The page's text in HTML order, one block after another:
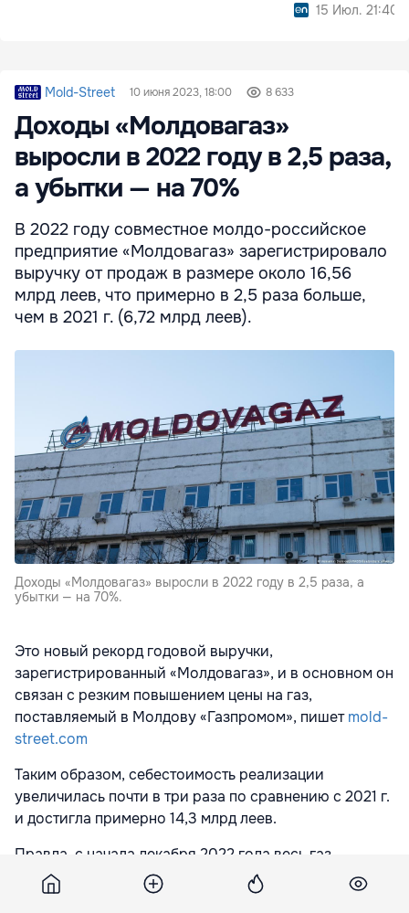
15 Июл. 21:40
Mold-Street 10 июня 2023, 18:00 8 633
Доходы «Молдовагаз»
выросли в 2022 году в 2,5 раза,
а убытки — на 70%
В 2022 году совместное молдо-российское
предприятие «Молдовагаз» зарегистрировало
выручку от продаж в размере около 16,56
млрд леев, что примерно в 2,5 раза больше,
чем в 2021 г. (6,72 млрд леев).
Доходы «Молдовагаз» выросли в 2022 году в 2,5 раза, а
убытки — на 70%.
Это новый рекорд годовой выручки,
зарегистрированный «Молдовагаз», и в основном он
связан с резким повышением цены на газ,
поставляемый в Молдову «Газпромом», пишетmold-
street.com
Таким образом, себестоимость реализации
увеличилась почти в три раза по сравнению с 2021 г.
и достигла примерно 14,3 млрд леев.
Правда, с начала декабря 2022 года весь газ,
поставляемый «Газпромом» в Молдову,
потребляется в Приднестровье, а для нужд Молдовы